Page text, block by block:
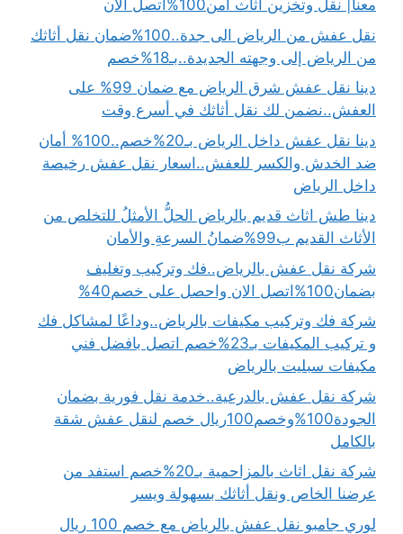
معنا| نقل وتخزين اثاث آمن100%اتصل الان
نقل عفش من الرياض الى جدة..100%ضمان نقل أثاثك
من الرياض إلى وجهته الجديدة..بـ18%خصم
دينا نقل عفش شرق الرياض مع ضمان 99% على
العفش..نضمن لك نقل أثاثك في أسرع وقت
دينا نقل عفش داخل الرياض بـ20%خصم..100% أمان
ضد الخدش والكسر للعفش..اسعار نقل عفش رخيصة
داخل الرياض
دينا طش اثاث قديم بالرياض الحلُّ الأمثلُ للتخلص من
الأثاث القديم ب99%ضمانُ السرعةِ والأمان
شركة نقل عفش بالرياض..فك وتركيب وتغليف
بضمان100%اتصل الان واحصل على خصم40%
شركة فك وتركيب مكيفات بالرياض..وداعًا لمشاكل فك
و تركيب المكيفات بـ23%خصم اتصل بافضل فني
مكيفات سبليت بالرياض
شركة نقل عفش بالدرعية..خدمة نقل فورية بضمان
الجودة100%وخصم100ريال خصم لنقل عفش شقة
بالكامل
شركة نقل اثاث بالمزاحمية بـ20%خصم استفد من
عرضنا الخاص ونقل أثاثك بسهولة ويسر
لوري جامبو نقل عفش بالرياض مع خصم 100 ريال